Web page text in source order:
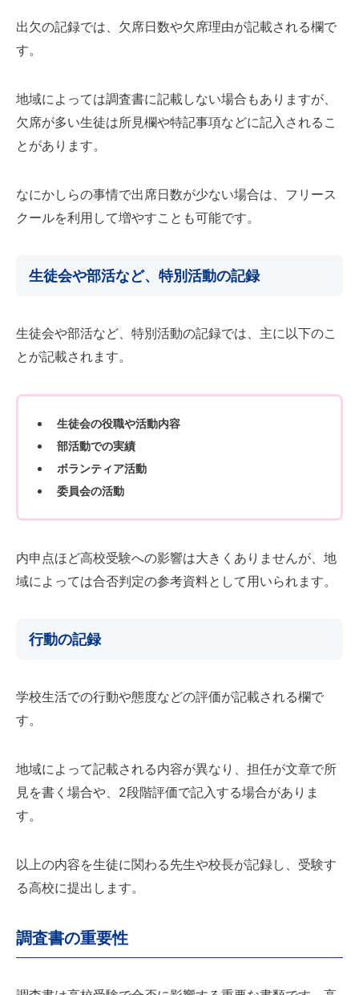
出欠の記録では、欠席日数や欠席理由が記載される欄で
す。
地域によっては調査書に記載しない場合もありますが、
欠席が多い生徒は所見欄や特記事項などに記入されるこ
とがあります。
なにかしらの事情で出席日数が少ない場合は、フリース
クールを利用して増やすことも可能です。
生徒会や部活など、特別活動の記録
生徒会や部活など、特別活動の記録では、主に以下のこ
とが記載されます。
生徒会の役職や活動内容
部活動での実績
ボランティア活動
委員会の活動
内申点ほど高校受験への影響は大きくありませんが、地
域によっては合否判定の参考資料として用いられます。
行動の記録
学校生活での行動や態度などの評価が記載される欄で
す。
地域によって記載される内容が異なり、担任が文章で所
見を書く場合や、2段階評価で記入する場合がありま
す。
以上の内容を生徒に関わる先生や校長が記録し、受験す
る高校に提出します。
調査書の重要性